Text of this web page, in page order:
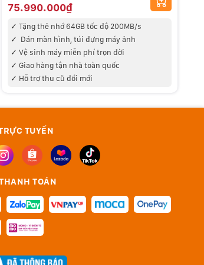
75.990.000₫
✓ Tặng thẻ nhớ 64GB tốc độ 200MB/s
✓ Dán màn hình, túi đựng máy ảnh
✓ Vệ sinh máy miễn phí trọn đời
✓ Giao hàng tận nhà toàn quốc
✓ Hỗ trợ thu cũ đổi mới
TUYẾN
TOÁN